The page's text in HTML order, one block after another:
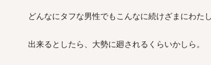
どんなにタフな男性でもこんなに続けざまにわた
出来るとしたら、大勢に廻されるくらいかしら。